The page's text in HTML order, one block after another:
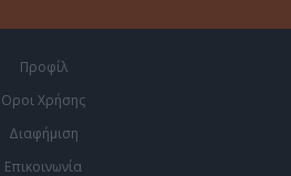
Προφίλ
Οροι Χρήσης
Διαφήμιση
Επικοινωνία